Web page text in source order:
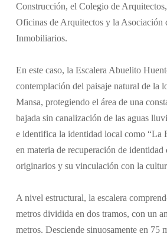
Construcción, el Colegio de
Oficinas de Arquitectos y la Asociación
Inmobiliarios.
En este caso, la Escalera Abuelito
contemplación del paisaje natural de la
Mansa, protegiendo el área de una
bajada sin canalización de las aguas
e identifica la identidad local como “La
en materia de recuperación de identidad
originarios y su vinculación con la
A nivel estructural, la escalera
metros dividida en dos tramos, con un
metros. Desciende sinuosamente en 75